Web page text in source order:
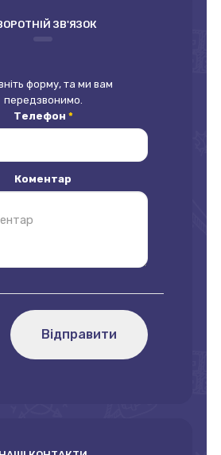
ЗВ'ЯЗОК
форму, та ми вам
передзвонимо.
Телефон *
Коментар
Відправити